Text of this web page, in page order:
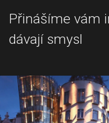
Přinášíme vám
dávají smysl